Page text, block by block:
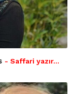
- Saffari yazır…